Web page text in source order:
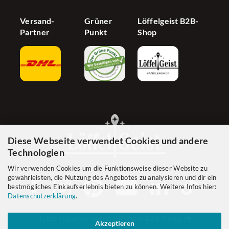
Diese Webseite verwendet Cookies und andere
Technologien
Wir verwenden Cookies um die Funktionsweise dieser Website zu
gewährleisten, die Nutzung des Angebotes zu analysieren und dir ein
bestmögliches Einkaufserlebnis bieten zu können. Weitere Infos hier:
Datenschutzerklärung.
Akzeptieren
Versand-
Partner
Grüner
Punkt
Löffelgeist B2B-
Shop